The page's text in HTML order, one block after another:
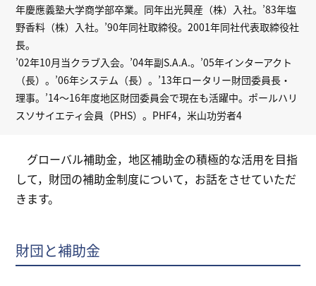
年慶應義塾大学商学部卒業。同年出光興産（株）入社。’83年塩
野香料（株）入社。’90年同社取締役。2001年同社代表取締役社
長。
’02年10月当クラブ入会。’04年副S.A.A.。’05年インターアクト
（長）。’06年システム（長）。’13年ロータリー財団委員長・
理事。’14～16年度地区財団委員会で現在も活躍中。ポールハリ
スソサイエティ会員（PHS）。PHF4，米山功労者4
グローバル補助金，地区補助金の積極的な活用を目指
して，財団の補助金制度について，お話をさせていただ
きます。
財団と補助金